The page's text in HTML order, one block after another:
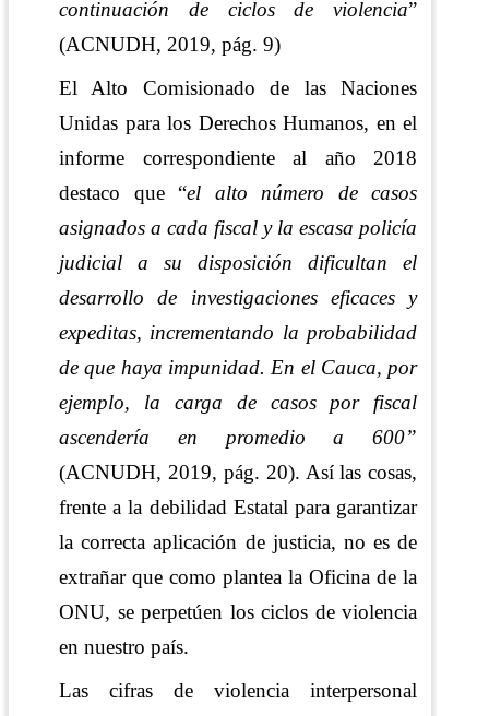
continuación de ciclos de violencia”
(ACNUDH, 2019, pág. 9)
El Alto Comisionado de las Naciones
Unidas para los Derechos Humanos, en el
informe correspondiente al año 2018
destaco que “el alto número de casos
asignados a cada fiscal y la escasa policía
judicial a su disposición dificultan el
desarrollo de investigaciones eficaces y
expeditas, incrementando la probabilidad
de que haya impunidad. En el Cauca, por
ejemplo, la carga de casos por fiscal
ascendería en promedio a 600”
(ACNUDH, 2019, pág. 20). Así las cosas,
frente a la debilidad Estatal para garantizar
la correcta aplicación de justicia, no es de
extrañar que como plantea la Oficina de la
ONU, se perpetúen los ciclos de violencia
en nuestro país.
Las cifras de violencia interpersonal